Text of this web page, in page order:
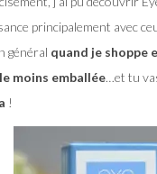
principalement avec
général quand je shoppe
le moins emballée…et tu
!